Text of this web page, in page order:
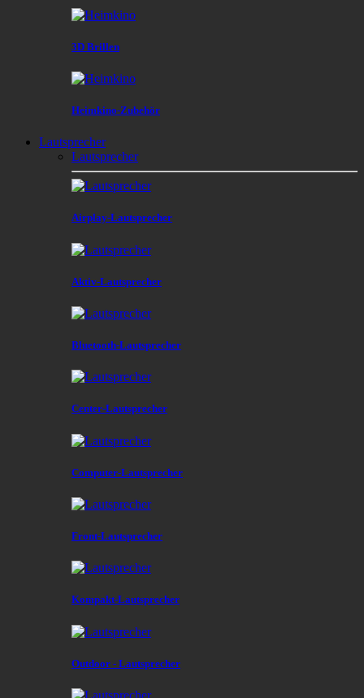
3D Brillen
Heimkino-Zubehör
Lautsprecher
Lautsprecher
Airplay-Lautsprecher
Aktiv-Lautsprecher
Bluetooth-Lautsprecher
Center-Lautsprecher
Computer-Lautsprecher
Front-Lautsprecher
Kompakt-Lautsprecher
Outdoor - Lautsprecher